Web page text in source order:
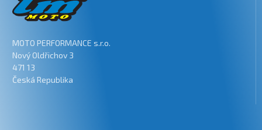
MOTO PERFORMANCE s.r.o.
Nový Oldřichov 3
471 13
Česká Republika